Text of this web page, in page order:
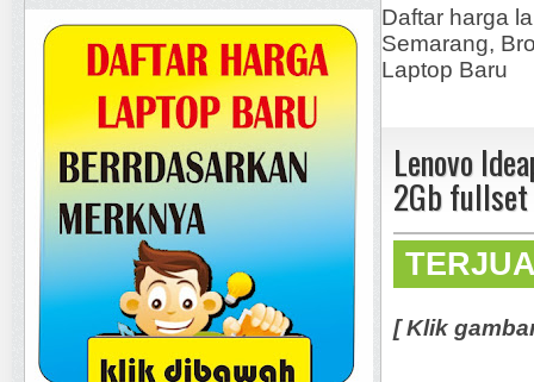
Daftar harga
Semarang,
Laptop Baru
Lenovo
2Gb
[ Klik